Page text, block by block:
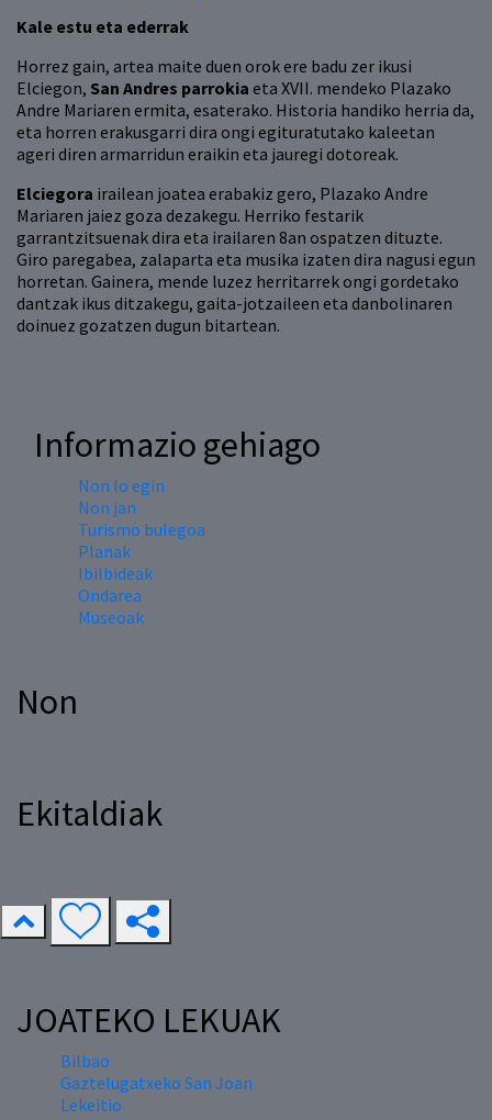
Kale estu eta ederrak
Horrez gain, artea maite duen orok ere badu zer ikusi
Elciegon, San Andres parrokia eta XVII. mendeko Plazako
Andre Mariaren ermita, esaterako. Historia handiko herria da,
eta horren erakusgarri dira ongi egituratutako kaleetan
ageri diren armarridun eraikin eta jauregi dotoreak.
Elciegora irailean joatea erabakiz gero, Plazako Andre
Mariaren jaiez goza dezakegu. Herriko festarik
garrantzitsuenak dira eta irailaren 8an ospatzen dituzte.
Giro paregabea, zalaparta eta musika izaten dira nagusi egun
horretan. Gainera, mende luzez herritarrek ongi gordetako
dantzak ikus ditzakegu, gaita-jotzaileen eta danbolinaren
doinuez gozatzen dugun bitartean.
Informazio gehiago
Non lo egin
Non jan
Turismo bulegoa
Planak
Ibilbideak
Ondarea
Museoak
Non
Ekitaldiak
JOATEKO LEKUAK
Bilbao
Gaztelugatxeko San Joan
Lekeitio